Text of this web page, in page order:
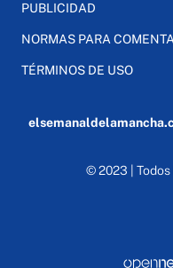
PUBLICIDAD
NORMAS PARA
TÉRMINOS DE USO
© 2023 |